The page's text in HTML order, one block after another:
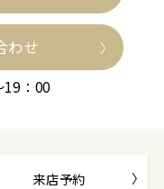
わせ
19：00
来店予約